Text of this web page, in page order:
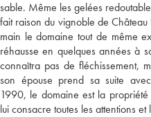
sable. Même les gelées
fait raison du vignoble de
main le domaine tout de même
réhausse en quelques années à
connaîtra pas de fléchissement,
son épouse prend sa suite
1990, le domaine est la
lui consacre toutes les attentions